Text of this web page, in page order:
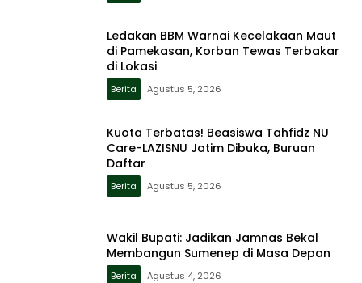
Ledakan BBM Warnai Kecelakaan Maut
di Pamekasan, Korban Tewas Terbakar
di Lokasi
Berita Agustus 5, 2026
Kuota Terbatas! Beasiswa Tahfidz NU
Care-LAZISNU Jatim Dibuka, Buruan
Daftar
Berita Agustus 5, 2026
Wakil Bupati: Jadikan Jamnas Bekal
Membangun Sumenep di Masa Depan
Berita Agustus 4, 2026